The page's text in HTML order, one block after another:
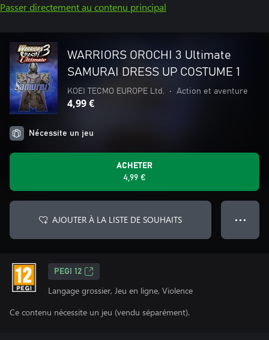
Passer directement au contenu principal
WARRIORS OROCHI 3 Ultimate
SAMURAI DRESS UP COSTUME 1
KOEI TECMO EUROPE Ltd. • Action et aventure
4,99 €
Nécessite un jeu
ACHETER
4,99 €
AJOUTER À LA LISTE DE SOUHAITS ● ● ●
PEGI 12
Langage grossier, Jeu en ligne, Violence
Ce contenu nécessite un jeu (vendu séparément).